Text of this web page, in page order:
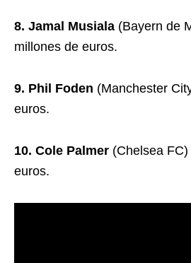
8. Jamal Musiala (Bayern de
millones de euros.
9. Phil Foden (Manchester
euros.
10. Cole Palmer (Chelsea
euros.